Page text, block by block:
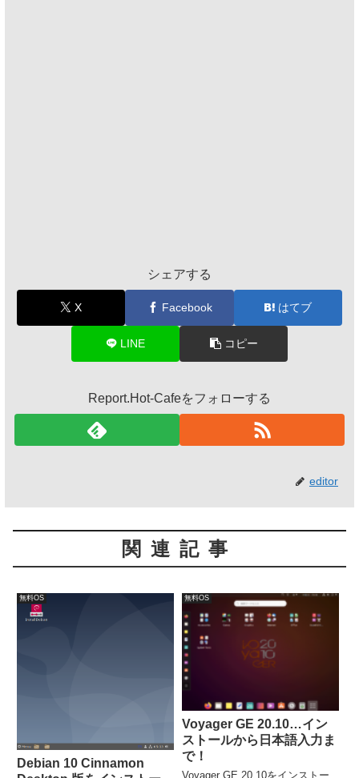
シェアする
X Facebook はてブ
LINE コピー
Report.Hot-Cafeをフォローする
editor
関連記事
無料OS
Debian 10 Cinnamon
無料OS
Voyager GE 20.10…イン
ストールから日本語入力ま
で！
Voyager GE 20.10をインストー